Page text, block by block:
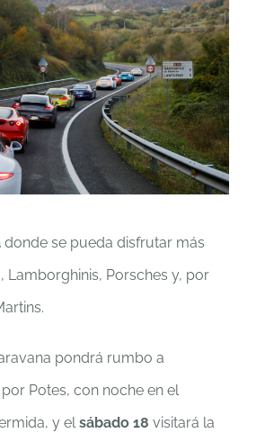
donde se pueda disfrutar más
Lamborghinis, Porsches y, por
pondrá rumbo a
Potes, con noche en el
y elsábado 18 visitará la